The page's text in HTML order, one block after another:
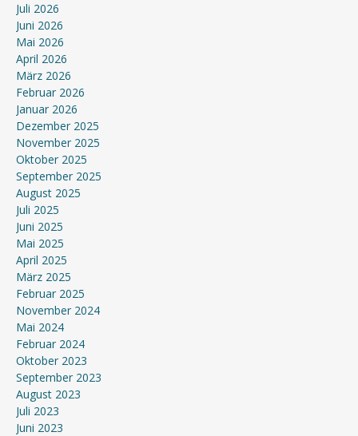
Juli 2026
Juni 2026
Mai 2026
April 2026
März 2026
Februar 2026
Januar 2026
Dezember 2025
November 2025
Oktober 2025
September 2025
August 2025
Juli 2025
Juni 2025
Mai 2025
April 2025
März 2025
Februar 2025
November 2024
Mai 2024
Februar 2024
Oktober 2023
September 2023
August 2023
Juli 2023
Juni 2023